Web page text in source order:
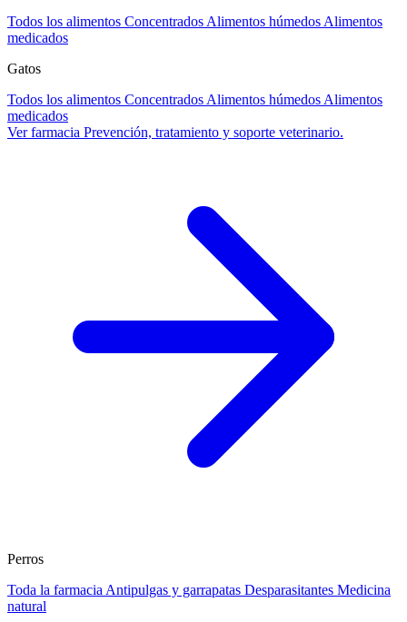
Todos los alimentos Concentrados Alimentos húmedos Alimentos
medicados
Gatos
Todos los alimentos Concentrados Alimentos húmedos Alimentos
medicados
Ver farmacia Prevención, tratamiento y soporte veterinario.
Perros
Toda la farmacia Antipulgas y garrapatas Desparasitantes Medicina
natural